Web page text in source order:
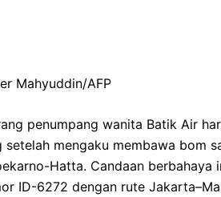
Mahyuddin/AFP
penumpang wanita Batik Air
mengaku membawa bom
Hatta. Candaan berbahaya
ID-6272 dengan rute